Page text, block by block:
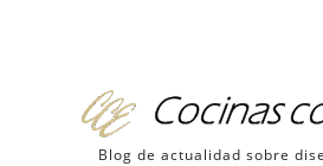
Blog de actualidad sobre